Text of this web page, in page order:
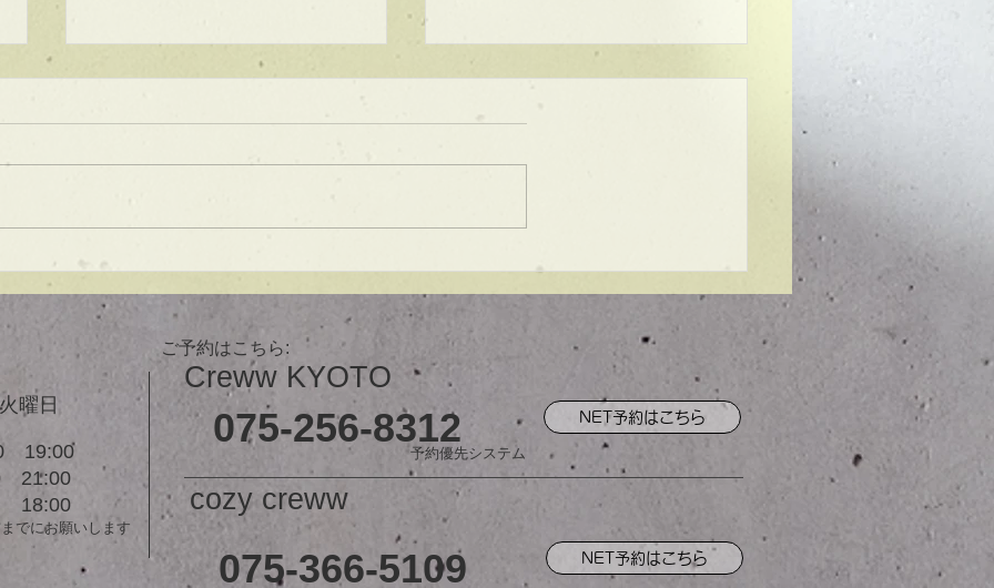
★ラインボブ【ぱつっとボ
で貴方だけのまとまるボブを提供
します！ ぜひ一度お試しくださ
較的ご予約に空きがあります。
メニューが決まらない方はご相談
クーポンをご活用下さいませ。...
【シンプル】メンズマッシ
ュ！
ご予約はこちら:
曜日
19:00
21:00
18:00
でにお願いします
予約優先システム
Creww KYOTO
075-256-8312 NET予約はこちら
cozy creww
075-366-5109 NET予約はこちら